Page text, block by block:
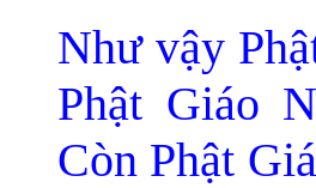
Như vậy
Phật Giáo
Còn Phật